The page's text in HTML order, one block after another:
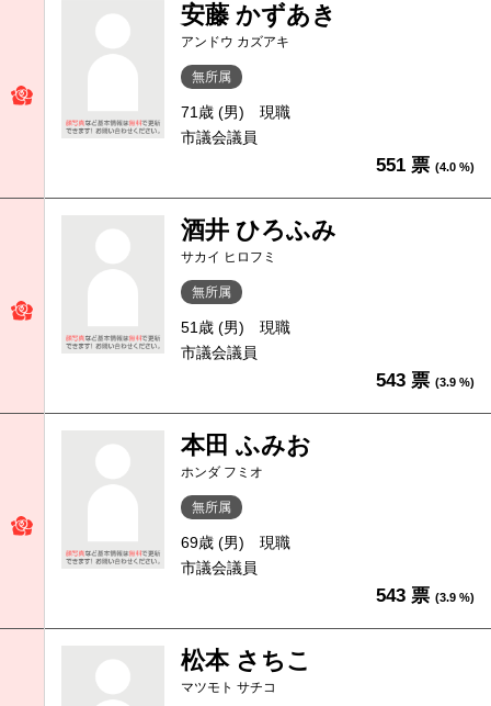
安藤 かずあき
アンドウ カズアキ
無所属
71歳 (男)
現職
市議会議員
551 票 (4.0 %)
酒井 ひろふみ
サカイ ヒロフミ
無所属
51歳 (男)
現職
市議会議員
543 票 (3.9 %)
本田 ふみお
ホンダ フミオ
無所属
69歳 (男)
現職
市議会議員
543 票 (3.9 %)
松本 さちこ
マツモト サチコ